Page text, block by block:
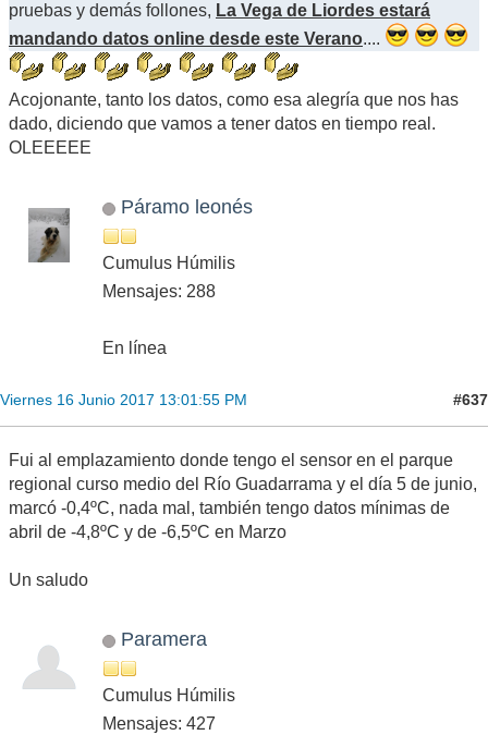
pruebas y demás follones, La Vega de Liordes estará
mandando datos online desde este Verano....
Acojonante, tanto los datos, como esa alegría que nos has
dado, diciendo que vamos a tener datos en tiempo real.
OLEEEEE
Páramo leonés
Cumulus Húmilis
Mensajes: 288
En línea
Viernes 16 Junio 2017 13:01:55 PM #637
Fui al emplazamiento donde tengo el sensor en el parque
regional curso medio del Río Guadarrama y el día 5 de junio,
marcó -0,4ºC, nada mal, también tengo datos mínimas de
abril de -4,8ºC y de -6,5ºC en Marzo
Un saludo
Paramera
Cumulus Húmilis
Mensajes: 427